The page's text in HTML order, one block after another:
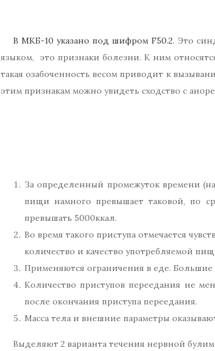
В МКБ-10 указано под шифром F50.2. Это
языком, это признаки болезни. К ним
такая озабоченность весом приводит к
этим признакам можно увидеть сходство с
За определенный промежуток времени
пищи намного превышает таковой, по
превышать 5000ккал.
Во время такого приступа отмечается
количество и качество употребляемой
Применяются ограничения в еде. Большие
Количество приступов переедания не
после окончания приступа переедания.
Масса тела и внешние параметры
Выделяют 2 варианта течения нервной